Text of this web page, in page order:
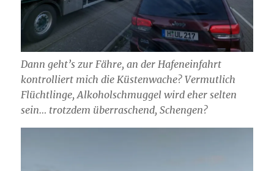
Dann geht’s zur Fähre, an der Hafeneinfahrt
kontrolliert mich die Küstenwache? Vermutlich
Flüchtlinge, Alkoholschmuggel wird eher selten
sein… trotzdem überraschend, Schengen?